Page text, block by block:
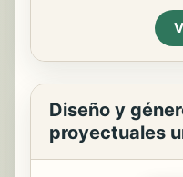
Diseño y
proyectuales